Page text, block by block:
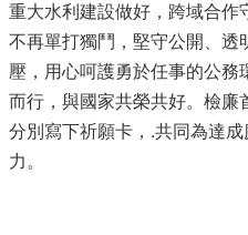
重大水利建設做好，跨域合作
不再單打獨鬥，堅守公開、透
壓，用心呵護勇於任事的公務
而行，與國家共榮共好。檢廉
分別寫下祈願卡，.共同為達
力。